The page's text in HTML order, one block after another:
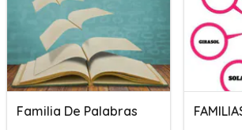
Familia De Palabras